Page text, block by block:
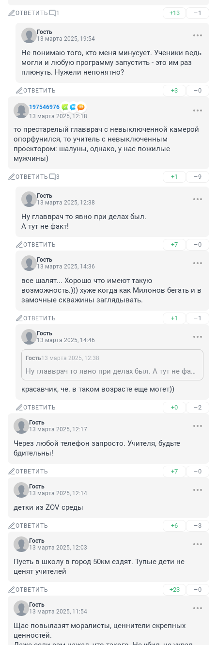
ОТВЕТИТЬ 1 +13 –1
Гость
13 марта 2025, 19:54
Не понимаю того, кто меня минусует. Ученики ведь
могли и любую программу запустить - это им раз
плюнуть. Нужели непонятно?
ОТВЕТИТЬ +3 –0
197546976
13 марта 2025, 12:18
то престарелый главврач с невыключенной камерой
опорфунился, то учитель с невыключенным
проектором: шалуны, однако, у нас пожилые
мужчины)
ОТВЕТИТЬ 3 +1 –9
Гость
13 марта 2025, 12:38
Ну главврач то явно при делах был.
А тут не факт!
ОТВЕТИТЬ +7 –0
Гость
13 марта 2025, 14:36
все шалят... Хорошо что имеют такую
возможность.))) хуже когда как Милонов бегать и в
замочные скважины заглядывать.
ОТВЕТИТЬ +1 –1
Гость
13 марта 2025, 14:46
Гость13 марта 2025, 12:38
Ну главврач то явно при делах был. А тут не факт!
красавчик, че. в таком возрасте еще могет))
ОТВЕТИТЬ +0 –2
Гость
13 марта 2025, 12:17
Через любой телефон запросто. Учителя, будьте
бдительны!
ОТВЕТИТЬ +7 –0
Гость
13 марта 2025, 12:14
детки из ZOV среды
ОТВЕТИТЬ +6 –3
Гость
13 марта 2025, 12:03
Пусть в школу в город 50км ездят. Тупые дети не
ценят учителей
ОТВЕТИТЬ +23 –0
Гость
13 марта 2025, 11:54
Щас повылазят моралисты, ценнители скрепных
ценностей.